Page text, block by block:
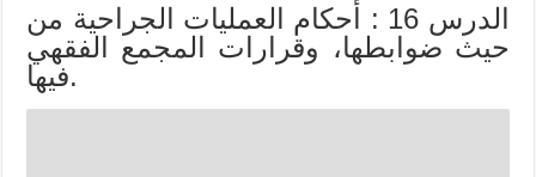
الدرس 16 : أحكام العمليات الجراحية من
حيث ضوابطها، وقرارات المجمع الفقهي
فيها.